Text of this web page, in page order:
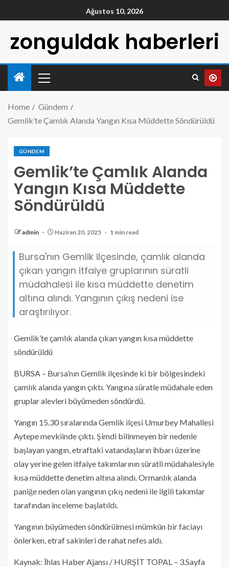
Ağustos 10, 2026
zonguldak haberleri
Home
Gündem
Gemlik’te Çamlık Alanda Yangın Kısa Müddette Söndürüldü
GÜNDEM
Gemlik’te Çamlık Alanda
Yangın Kısa Müddette
Söndürüldü
admin Haziran 20, 2025 1 min read
Bursa'nın Gemlik ilçesinde, çamlık alanda
çıkan yangın itfaiye gruplarının süratli
müdahalesi ile kısa müddette denetim
altına alındı. Yangının çıkış nedeni ise
araştırılıyor.
Gemlik’te çamlık alanda çıkan yangın kısa müddette
söndürüldü
BURSA – Bursa’nın Gemlik ilçesinde ki bir bölgesindeki
çamlık alanda yangın çıktı. Yangına süratle müdahale eden
gruplar alevleri büyümeden söndürdü.
Yangın 15.30 sıralarında Gemlik ilçesi Umurbey Mahallesi
Aytepe mevkiinde çıktı. Şimdi bilinmeyen bir nedenle
başlayan yangın, etraftaki vatandaşların ihbarı üzerine
olay yerine gelen itfaiye takımlarının süratli müdahalesiyle
kısa müddette denetim altına alındı. Ormanlık alanda
paniğe neden olan yangının çıkış nedeni ile ilgili takımlar
tarafından inceleme başlatıldı.
Yangının büyümeden söndürülmesi mümkün bir faciayı
önlerken, etraf sakinleri de rahat nefes aldı.
Kaynak: İhlas Haber Ajansı / HURŞİT TOPAL – 3.Sayfa